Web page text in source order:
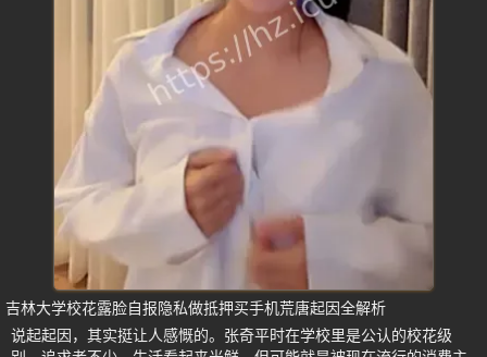
吉林大学校花露脸自报隐私做抵押买手机荒唐起因全解析
说起起因，其实挺让人感慨的。张奇平时在学校里是公认的校花级